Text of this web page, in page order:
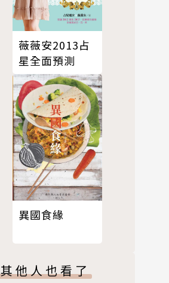
薇薇安2013占
星全面預測
異國食緣
其他人也看了